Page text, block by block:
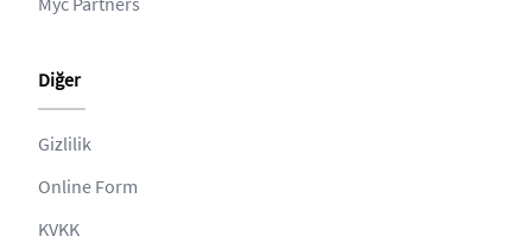
Diğer
Gizlilik
Online Form
KVKK